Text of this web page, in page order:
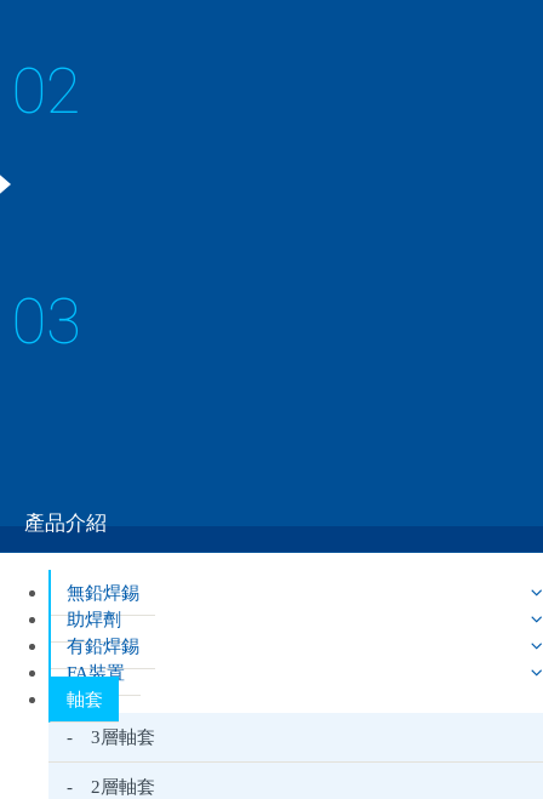
02
03
產品介紹
無鉛焊錫
助焊劑
有鉛焊錫
FA裝置
軸套
- 3層軸套
- 2層軸套